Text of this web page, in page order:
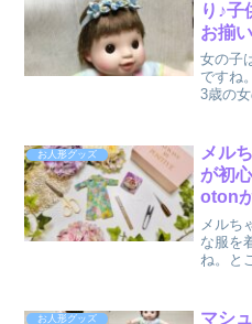
り♪子
お揃
女の子
ですね
3歳の
す。ま
が、と
お人形グッズ
メル
が初
oton
メルち
な服を
ね。と
ルちゃ
お人形グッズ
マシ